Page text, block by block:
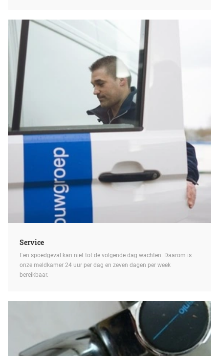
Service
Een spoedgeval kan niet tot de volgende dag wachten. Daarom is
onze meldkamer 24 uur per dag en zeven dagen per week
bereikbaar.